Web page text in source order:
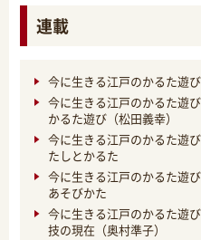
連載
今に生きる江戸のかるた遊
今に生きる江戸のかるた
かるた遊び（松田義幸）
今に生きる江戸のかるた
たしとかるた
今に生きる江戸のかるた
あそびかた
今に生きる江戸のかるた
技の現在（奥村準子）